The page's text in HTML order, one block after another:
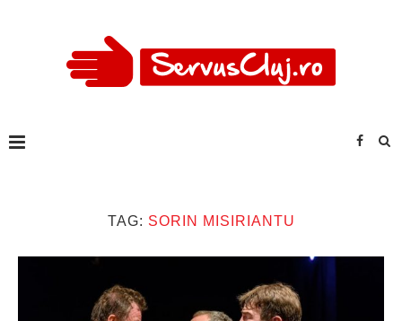
TAG: SORIN MISIRIANTU